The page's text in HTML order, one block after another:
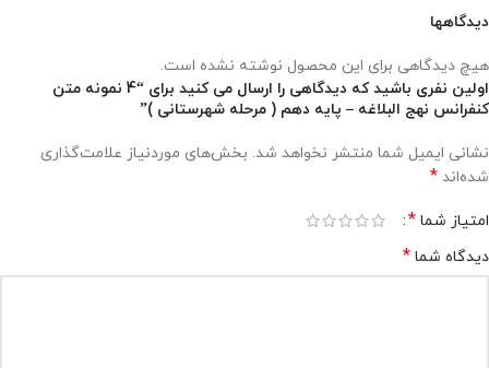
دیدگاهها
هیچ دیدگاهی برای این محصول نوشته نشده است.
اولین نفری باشید که دیدگاهی را ارسال می کنید برای “4 نمونه متن
کنفرانس نهج البلاغه – پایه دهم ( مرحله شهرستانی )”
نشانی ایمیل شما منتشر نخواهد شد. بخش‌های موردنیاز علامت‌گذاری
شده‌اند *
امتیاز شما *
دیدگاه شما *